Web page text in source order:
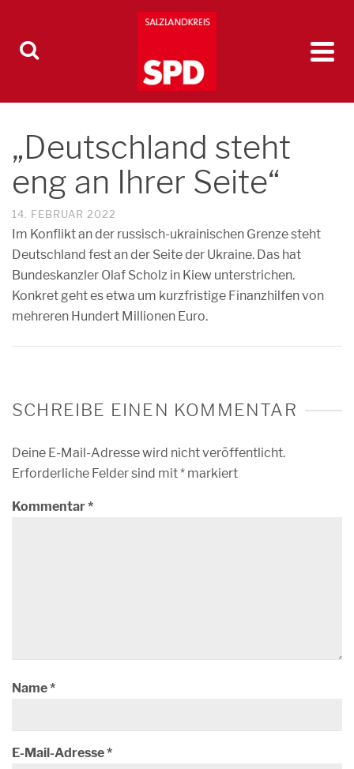
„Deutschland steht
eng an Ihrer Seite“
14. FEBRUAR 2022
Im Konflikt an der russisch-ukrainischen Grenze steht
Deutschland fest an der Seite der Ukraine. Das hat
Bundeskanzler Olaf Scholz in Kiew unterstrichen.
Konkret geht es etwa um kurzfristige Finanzhilfen von
mehreren Hundert Millionen Euro.
SCHREIBE EINEN KOMMENTAR
Deine E-Mail-Adresse wird nicht veröffentlicht.
Erforderliche Felder sind mit* markiert
Kommentar*
Name*
E-Mail-Adresse*